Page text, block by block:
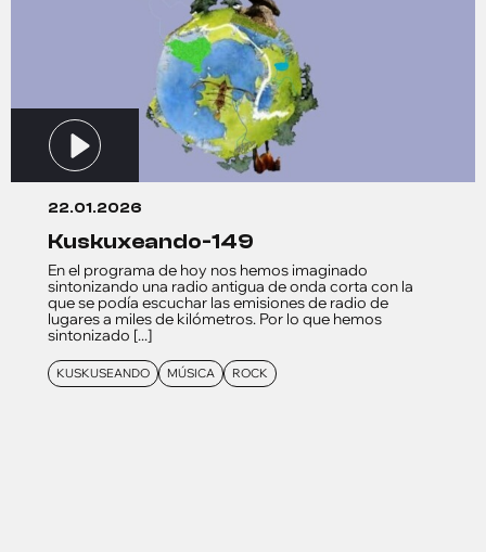
22.01.2026
kuskuxeando-149
En el programa de hoy nos hemos imaginado
sintonizando una radio antigua de onda corta con la
que se podía escuchar las emisiones de radio de
lugares a miles de kilómetros. Por lo que hemos
sintonizado [...]
KUSKUSEANDO MÚSICA ROCK